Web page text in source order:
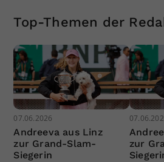
Top-Themen der
07.06.2026
Andreeva aus Linz
zur Grand-Slam-
Siegerin
zur